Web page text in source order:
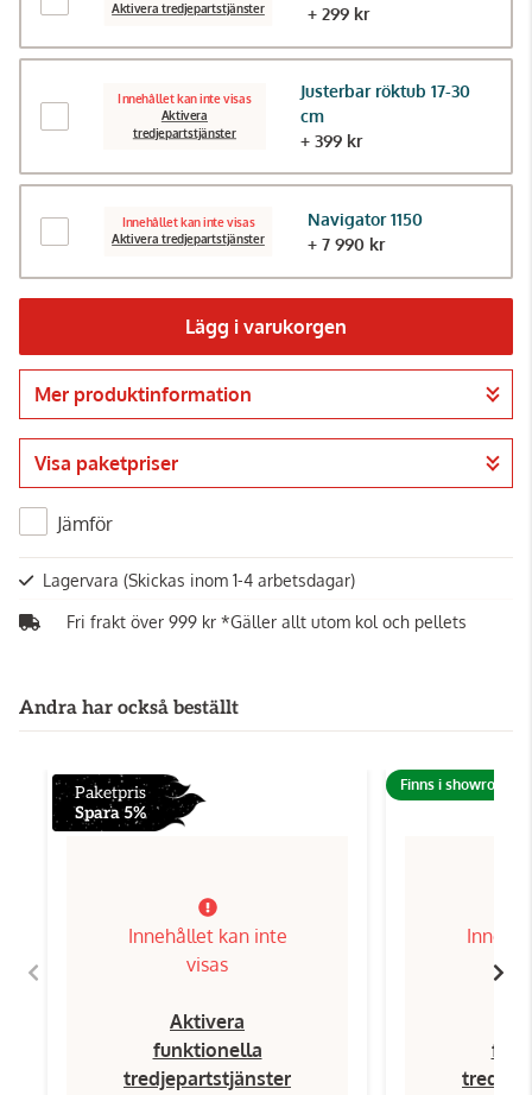
Aktivera tredjepartstjänster
+ 299 kr
Innehållet kan inte visas
Aktivera
tredjepartstjänster
Justerbar röktub 17-30
cm
+ 399 kr
Innehållet kan inte visas
Aktivera tredjepartstjänster
Navigator 1150
+ 7 990 kr
Lägg i varukorgen
Gå till kassan
Mer produktinformation
Visa paketpriser
Jämför
Lagervara (Skickas inom 1-4 arbetsdagar)
Fri frakt över 999 kr *Gäller allt utom kol och pellets
Andra har också beställt
Paketpris
Spara 5%
Innehållet kan inte
visas
Aktivera
funktionella
tredjepartstjänster
Finns i showroom!